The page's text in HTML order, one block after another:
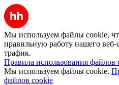
Мы используем файлы cookie,
правильную работу нашего веб-
трафик.
Правила использования файлов
Мы используем файлы cookie.
файлов cookie